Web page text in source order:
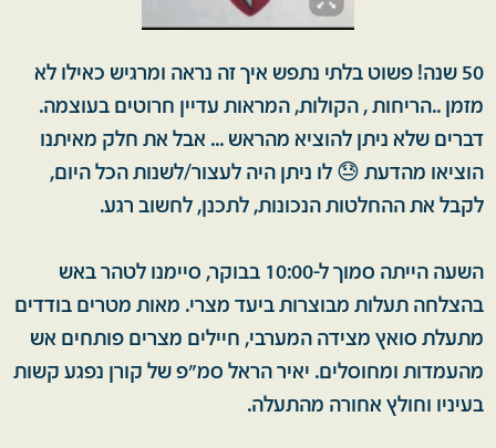
50 שנה! פשוט בלתי נתפש איך זה נראה ומרגיש כאילו לא
מזמן ..הריחות , הקולות, המראות עדיין חרוטים בעוצמה.
דברים שלא ניתן להוציא מהראש ... אבל את חלק מאיתנו
הוציאו מהדעת 😓 לו ניתן היה לעצור/לשנות הכל היום,
לקבל את ההחלטות הנכונות, לתכנן, לחשוב רגע.
השעה הייתה סמוך ל-10:00 בבוקר, סיימנו לטהר באש
בהצלחה תעלות מבוצרות ביעד מצרי. מאות מטרים בודדים
מתעלת סואץ מצידה המערבי, חיילים מצרים פותחים אש
מהעמדות ומחוסלים. יאיר הראל סמ״פ של קורן נפגע קשות
בעיניו וחולץ אחורה מהתעלה.